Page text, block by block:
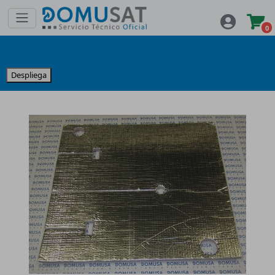
0
Despliega